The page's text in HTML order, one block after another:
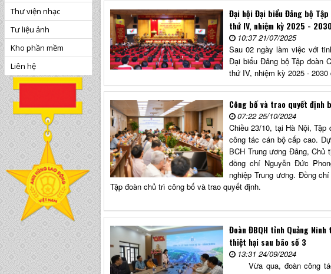
Đại hội Đại biểu Đảng bộ
thứ IV, nhiệm kỳ 2025 -
10:37 21/07/2025
Sau 02 ngày làm việc với
Đại biểu Đảng bộ Tập đoàn
thứ IV, nhiệm kỳ 2025 -
Công bố và trao quyết định
07:22 25/10/2024
Chiều 23/10, tại Hà Nội,
công tác cán bộ cấp cao.
BCH Trung ương Đảng, Chủ
đồng chí Nguyễn Đức
nghiệp Trung ương. Đồng
Tập đoàn chủ trì công bố và trao quyết định.
Đoàn ĐBQH tỉnh Quảng Ninh
thiệt hại sau bão số 3
13:31 24/09/2024
Vừa qua, đoàn công tác
Thư viện nhạc
Tư liệu ảnh
Kho phần mềm
Liên hệ